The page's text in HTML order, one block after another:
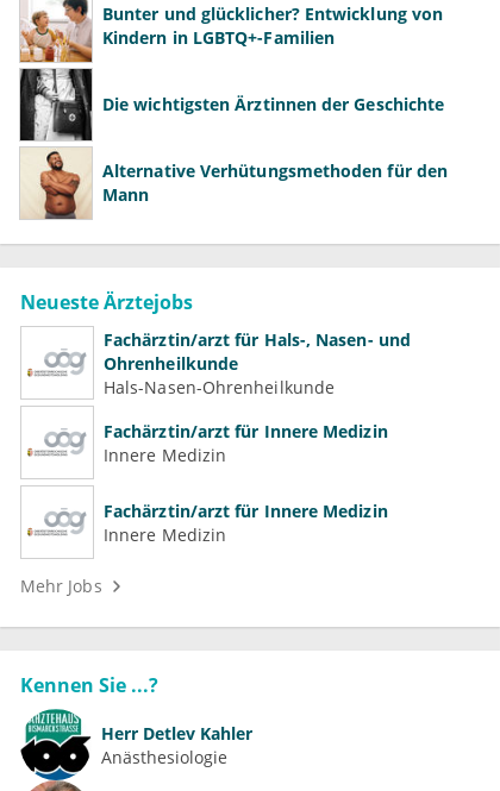
Bunter und glücklicher? Entwicklung von
Kindern in LGBTQ+-Familien
Die wichtigsten Ärztinnen der Geschichte
Alternative Verhütungsmethoden für den
Mann
Neueste Ärztejobs
Fachärztin/arzt für Hals-, Nasen- und
Ohrenheilkunde
Hals-Nasen-Ohrenheilkunde
Fachärztin/arzt für Innere Medizin
Innere Medizin
Fachärztin/arzt für Innere Medizin
Innere Medizin
Mehr Jobs
Kennen Sie ...?
Herr Detlev Kahler
Anästhesiologie